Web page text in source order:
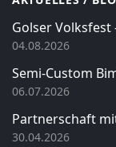
Golser Volksfest
04.08.2026
Semi-Custom
06.07.2026
Partnerschaft
30.04.2026